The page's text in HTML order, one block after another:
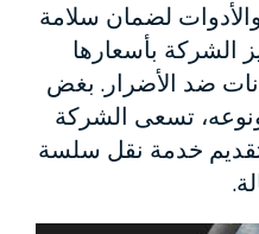
لضمان سلامة
الشركة بأسعارها
ضد الأضرار. بغض
تسعى الشركة
وتقديم خدمة نقل سلسة